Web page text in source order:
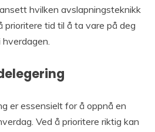
hvilken avslapningsteknikk
prioritere tid til å ta vare på deg
er essensielt for å oppnå en
Ved å prioritere riktig kan